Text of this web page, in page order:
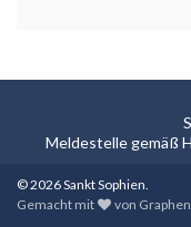
Meldestelle gemäß
© 2026 Sankt Sophien.
Gemacht mit
von